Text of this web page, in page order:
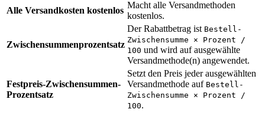
Alle Versandkosten kostenlos
Macht alle Versandmethoden
kostenlos.
Zwischensummenprozentsatz
Der Rabattbetrag ist Bestell-
Zwischensumme × Prozent /
100 und wird auf ausgewählte
Versandmethode(n) angewendet.
Festpreis-Zwischensummen-
Prozentsatz
Setzt den Preis jeder ausgewählten
Versandmethode auf Bestell-
Zwischensumme × Prozent /
100.